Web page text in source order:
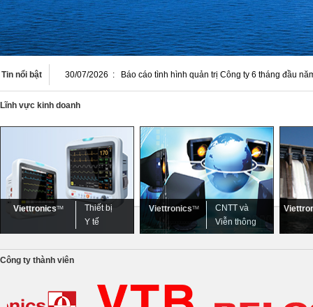
Tin nổi bật 30/07/2026 : Báo cáo tình hình quản trị Công ty 6 tháng đầu
Lĩnh vực kinh doanh
ViettronicsTM
Thiết bị
Y tế
ViettronicsTM
CNTT và
Viễn thông
Công ty thành viên